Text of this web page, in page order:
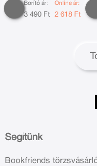
Borító ár:
3 490 Ft
Online ár:
2 618 Ft
Segítünk
Bookfriends